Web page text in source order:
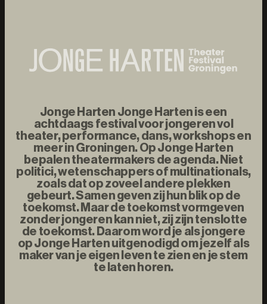
Jonge Harten Jonge Harten is een
achtdaags festival voor jongeren vol
theater, performance, dans, workshops en
meer in Groningen. Op Jonge Harten
bepalen theatermakers de agenda. Niet
politici, wetenschappers of multinationals,
zoals dat op zoveel andere plekken
gebeurt. Samen geven zij hun blik op de
toekomst. Maar de toekomst vormgeven
zonder jongeren kan niet, zij zijn tenslotte
de toekomst. Daarom word je als jongere
op Jonge Harten uitgenodigd om jezelf als
maker van je eigen leven te zien en je stem
te laten horen.